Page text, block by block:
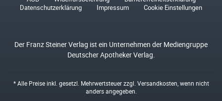
Datenschutzerklärung
Impressum Cookie Einstellungen
Der Franz Steiner Verlag ist ein Unternehmen der Mediengruppe
Deutscher Apotheker Verlag.
* Alle Preise inkl. gesetzl. Mehrwertsteuer zzgl. Versandkosten , wenn nicht
anders angegeben.